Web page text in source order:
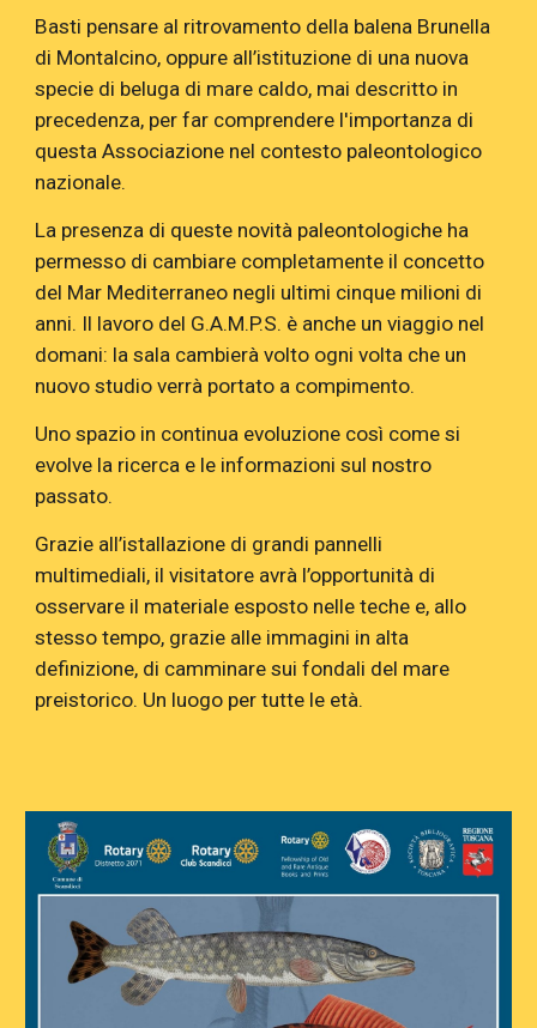
Basti pensare al ritrovamento della balena Brunella
di Montalcino, oppure all’istituzione di una nuova
specie di beluga di mare caldo, mai descritto in
precedenza, per far comprendere l'importanza di
questa Associazione nel contesto paleontologico
nazionale.
La presenza di queste novità paleontologiche ha
permesso di cambiare completamente il concetto
del Mar Mediterraneo negli ultimi cinque milioni di
anni. Il lavoro del G.A.M.P.S. è anche un viaggio nel
domani: la sala cambierà volto ogni volta che un
nuovo studio verrà portato a compimento.
Uno spazio in continua evoluzione così come si
evolve la ricerca e le informazioni sul nostro
passato.
Grazie all’istallazione di grandi pannelli
multimediali, il visitatore avrà l’opportunità di
osservare il materiale esposto nelle teche e, allo
stesso tempo, grazie alle immagini in alta
definizione, di camminare sui fondali del mare
preistorico. Un luogo per tutte le età.